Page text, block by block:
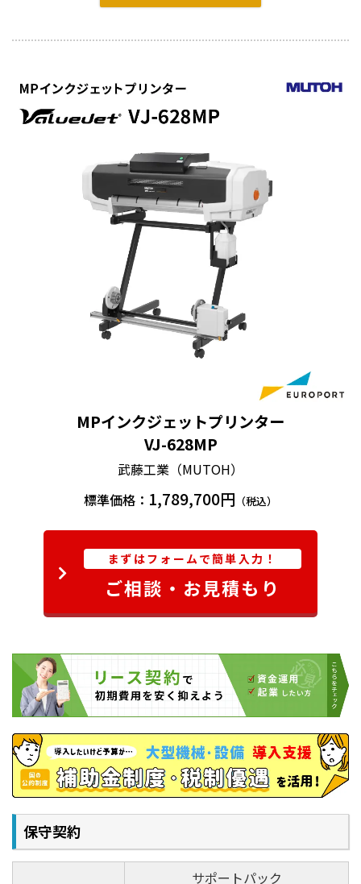
bit]
Intel® Core™ i5 3GHz以上
8GB 以上
HDD 又は SSD 複数機種への出
力を行う場合は SSDを推奨
10GB以上の空き容量
インターフェイ
Ethernet※2 USB 2.0以降
ーマット
PDF 1.7/2.0、PostScript、EPS、
TIFF、JPEG、PNG
1 過去データ保存（アーカイブ）の機能を活用する場合は、
2 Gigabit Ethernetに対応したネットワークポートを有するこ
場合は必須。
推奨。
リブレーションが可能なディスプレイを推奨。
アップグレードキット（オプション）
VJ-628MPを高品質なプルーフやパッケージのプリント
用途に最適化するキットです。
【キット内容】インクセット（ライト系インク含む各色、または特
色インク含む各色より選択）、メディアリテーナ付フロントカバ
ー、排紙トレイ、専用ファームウェアインストール作業
日常メンテナンスのしや
すいワイドオープン構
を標準装備。
巻き取り装置はオプショ
更なる進化を遂げたMPインク搭載
低温の温風で緩かに乾燥させるので、メディアの表面で
インクが広がりながら適度に浸透・定着するので印刷
面の凹凸が少なく自然な仕上がりです。箔押やPP 貼り
など表面加工の定着も容易です。
■インク吐出性能が向上したことで、より安定した印
刷が可能に。
■エコソルベント同等の耐候性
ラミネート推奨
■UV硬化型インクと比較すると凹凸のない滑らかさ
で、素材の持つ風合いを生かした自然な仕上がりに。
■熱や伸びにも強く、真空成型・熟成型に使用される
ペット素材などに印刷・加工が可能。
■一般的な商業印刷の色域をカバー。自然で美しく色
彩表現でプルーフ用途にも最適です。
MPインクジェットプリンター
VJ-628MP
武藤工業（MUTOH）
標準価格： 1,789,700円 （税込）
まずはフォームで簡単入力！
ご相談・お見積もり
保守契約
サポートパック